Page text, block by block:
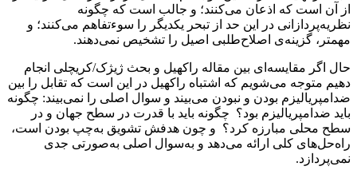
از آن است که اذعان می‌کنند؛ و جالب است که چگونه
نظریه‌پردازانی در این حد از تبحر یکدیگر را سوءتفاهم می‌کنند؛ و
مهمتر، گزینه‌ی اصلاح‌طلبی اصیل را تشخیص نمی‌دهند.
حال اگر مقایسه‌ای بین مقاله راکهیل و بحث ژیژک/کریچلی انجام
دهیم متوجه می‌شویم که اشتباه راکهیل در این است که تقابل را بین
ضدامپریالیزم بودن و نبودن می‌بیند و سوال اصلی را نمی‌بیند: چگونه
باید ضدامپریالیزم بود؟ چگونه باید با قدرت در سطح جهان و در
سطح محلی مبارزه کرد؟ و چون هدفش تشویق به‌چپ بودن است،
راه‌حل‌های کلی ارائه می‌دهد و به‌سوال اصلی به‌صورتی جدی
نمی‌پردازد.